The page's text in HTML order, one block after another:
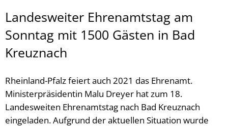
Landesweiter Ehrenamtstag am
Sonntag mit 1500 Gästen in Bad
Kreuznach
Rheinland-Pfalz feiert auch 2021 das Ehrenamt.
Ministerpräsidentin Malu Dreyer hat zum 18.
Landesweiten Ehrenamtstag nach Bad Kreuznach
eingeladen. Aufgrund der aktuellen Situation wurde